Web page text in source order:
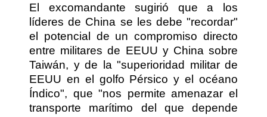
El excomandante sugirió que a los
líderes de China se les debe "recordar"
el potencial de un compromiso directo
entre militares de EEUU y China sobre
Taiwán, y de la "superioridad militar de
EEUU en el golfo Pérsico y el océano
Índico", que "nos permite amenazar el
transporte marítimo del que depende